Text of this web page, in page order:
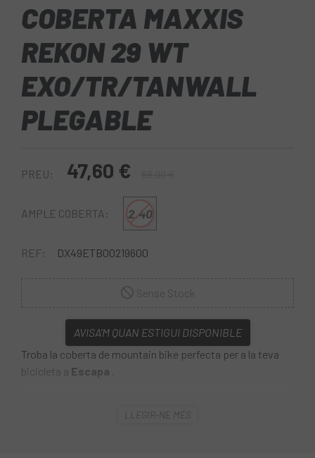
COBERTA MAXXIS
REKON 29 WT
EXO/TR/TANWALL
PLEGABLE
PREU: 47,60 €
AMPLE COBERTA: 2.40
REF: DX49ETB00219600
AVISA'M QUAN ESTIGUI DISPONIBLE
Troba la coberta de mountain bike perfecta per a la teva
bicicleta a Escapa
és una coberta de trail i XC agressiu dissenyat
LLEGIR-NE MÉS